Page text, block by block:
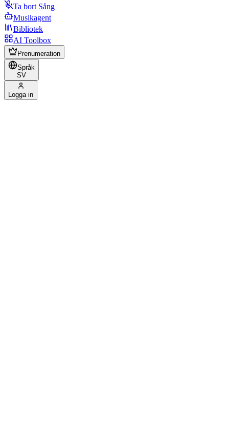
Ta bort Sång
Musikagent
Bibliotek
AI Toolbox
Prenumeration
Språk
SV
Logga in